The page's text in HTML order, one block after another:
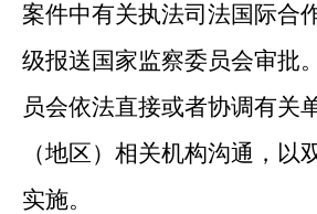
案件中有关执法司法国际合
级报送国家监察委员会审批
员会依法直接或者协调有关
（地区）相关机构沟通，以
实施。